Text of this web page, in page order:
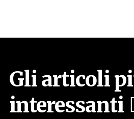
Gli articoli
interessanti